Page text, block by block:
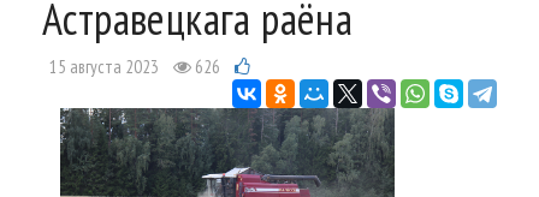
Астравецкага раёна
15 августа 2023 626